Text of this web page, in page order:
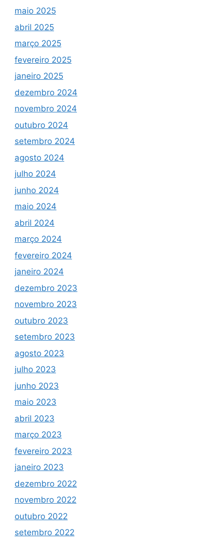
maio 2025
abril 2025
março 2025
fevereiro 2025
janeiro 2025
dezembro 2024
novembro 2024
outubro 2024
setembro 2024
agosto 2024
julho 2024
junho 2024
maio 2024
abril 2024
março 2024
fevereiro 2024
janeiro 2024
dezembro 2023
novembro 2023
outubro 2023
setembro 2023
agosto 2023
julho 2023
junho 2023
maio 2023
abril 2023
março 2023
fevereiro 2023
janeiro 2023
dezembro 2022
novembro 2022
outubro 2022
setembro 2022